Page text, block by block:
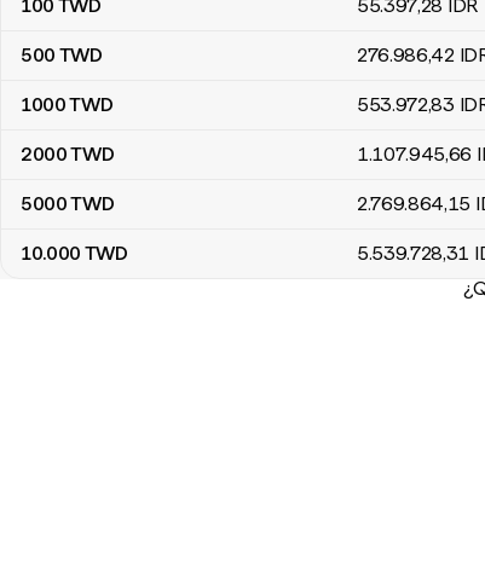
100 TWD 55.397,28 IDR
500 TWD 276.986,42
1000TWD 553.972,83
2000TWD 1.107.945,66
5000TWD 2.769.864,15
10.000 TWD 5.539.728,31